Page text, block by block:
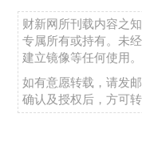
财新网所刊载内容之
专属所有或持有。未
建立镜像等任何使用。
如有意愿转载，请发
确认及授权后，方可转